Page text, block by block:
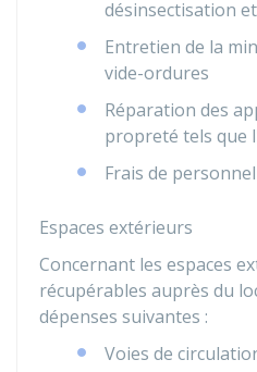
désinsectisation
Entretien de la
vide-ordures
Réparation des
propreté tels que
Frais de
Espaces extérieurs
Concernant les espaces
récupérables auprès du
dépenses suivantes :
Voies de